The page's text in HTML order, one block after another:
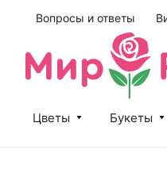
Вопросы и ответы
Цветы Букеты